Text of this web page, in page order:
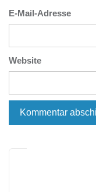
E-Mail-Adresse
Website